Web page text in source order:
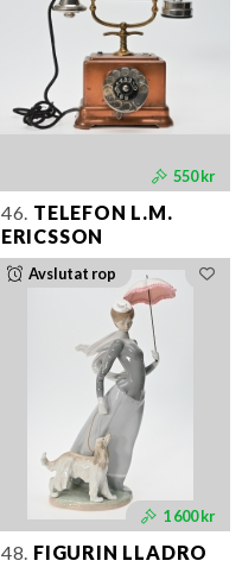
550 kr
46. TELEFON L.M.
ERICSSON
Avslutat rop
1 600 kr
48. FIGURIN LLADRO